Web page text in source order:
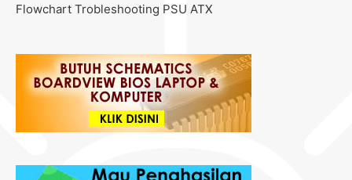
Flowchart Trobleshooting PSU ATX